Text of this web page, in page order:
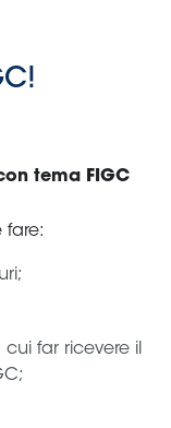
tema FIGC
fare:
far ricevere il